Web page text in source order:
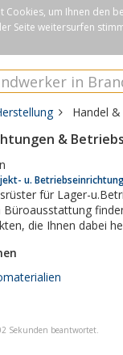
Cookies, um Ihnen den
Seite weitersurfen
Handel
&
u.
für Lager-
die Ihnen dabei
Sekunden beantwortet.